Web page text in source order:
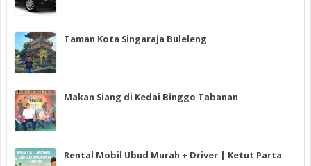
Taman Kota Singaraja Buleleng
Makan Siang di Kedai Binggo Tabanan
Rental Mobil Ubud Murah + Driver | Ketut Parta